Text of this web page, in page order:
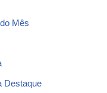
Mês
Destaque